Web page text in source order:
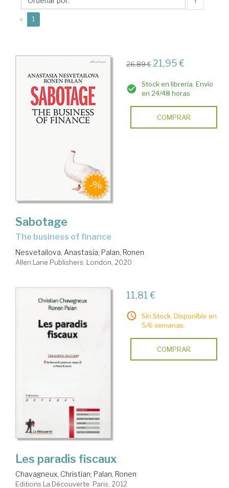
« 1
26,89 € 21,95 €
Stock en librería. Envío
en 24/48 horas
COMPRAR
Sabotage
the business of finance
Nesvetailova, Anastasia; Palan, Ronen
Allen Lane Publishers. London, 2020
11,81 €
Sin Stock. Disponible en
5/6 semanas.
COMPRAR
Les paradis fiscaux
Chavagneux, Christian; Palan, Ronen
Editions La Découverte. Paris, 2012